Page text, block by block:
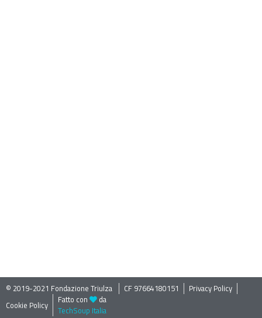
© 2019-2021 Fondazione Triulza ​ CF 97664180151
Privacy Policy
Cookie Policy
Fatto con
da
TechSoup Italia